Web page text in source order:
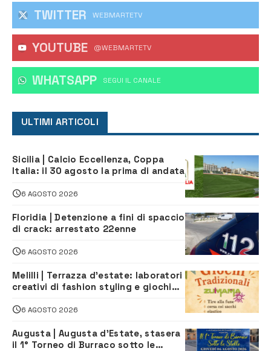
TWITTER WEBMARTETV
YOUTUBE @WEBMARTETV
WHATSAPP ‎SEGUI IL CANALE
ULTIMI ARTICOLI
Sicilia | Calcio Eccellenza, Coppa
Italia: il 30 agosto la prima di andata
6 AGOSTO 2026
Floridia | Detenzione a fini di spaccio
di crack: arrestato 22enne
6 AGOSTO 2026
Melilli | Terrazza d’estate: laboratori
creativi di fashion styling e giochi
iscriversi
6 AGOSTO 2026
Augusta | Augusta d’Estate, stasera
il 1° Torneo di Burraco sotto le